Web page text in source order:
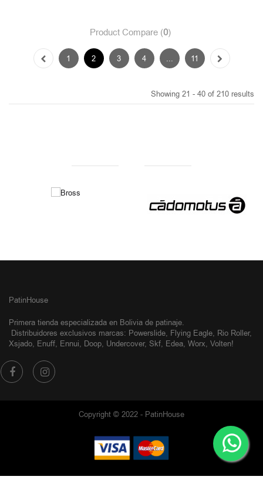
Product Compare (0)
1 2 3 4 ... 11
Showing 21 - 40 of 210 results
PatinHouse
Primera tienda especializada en Bolivia de patinaje.
Distribuidores exclusivos marcas: Powerslide, Flying Eagle, Rio Roller,
Xsjado, Enuff, Ennui, Doop, Undercover, Skf, Edea, Worx, Volten!
Copyright © 2022 - PatinHouse